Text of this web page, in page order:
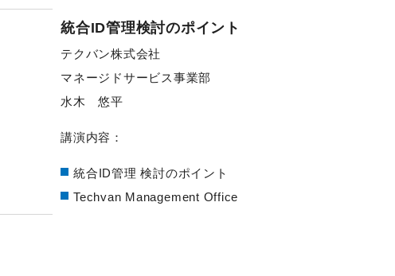
統合ID管理検討のポイント
テクバン株式会社
マネージドサービス事業部
水木 悠平
講演内容：
統合ID管理 検討のポイント
Techvan Management Office